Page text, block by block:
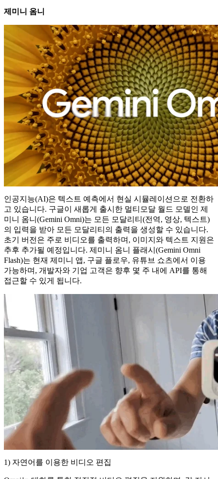
제미니 옴니
인공지능(AI)은 텍스트 예측에서 현실 시뮬레이션으로 전환하
고 있습니다. 구글이 새롭게 출시한 멀티모달 월드 모델인 제
미니 옴니(Gemini Omni)는 모든 모달리티(전역, 영상, 텍스트)
의 입력을 받아 모든 모달리티의 출력을 생성할 수 있습니다.
초기 버전은 주로 비디오를 출력하며, 이미지와 텍스트 지원은
추후 추가될 예정입니다. 제미니 옴니 플래시(Gemini Omni
Flash)는 현재 제미니 앱, 구글 플로우, 유튜브 쇼츠에서 이용
가능하며, 개발자와 기업 고객은 향후 몇 주 내에 API를 통해
접근할 수 있게 됩니다.
1) 자연어를 이용한 비디오 편집